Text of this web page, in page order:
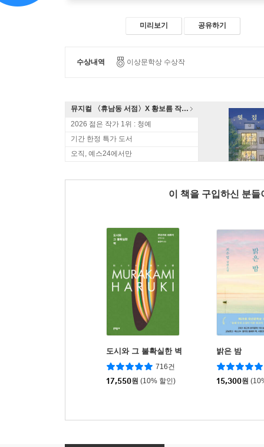
미리보기 공유하기
수상내역 이상문학상 수상작
뮤지컬 〈휴남동 서점〉X 황보름 작가 북토크
2026 젊은 작가 1위 : 청예
기간 한정 특가 도서
오직, 예스24에서만
이 책을 구입하신 분
도시와 그 불확실한 벽
716건
17,550원 (10% 할인)
밝은 밤
15,300원